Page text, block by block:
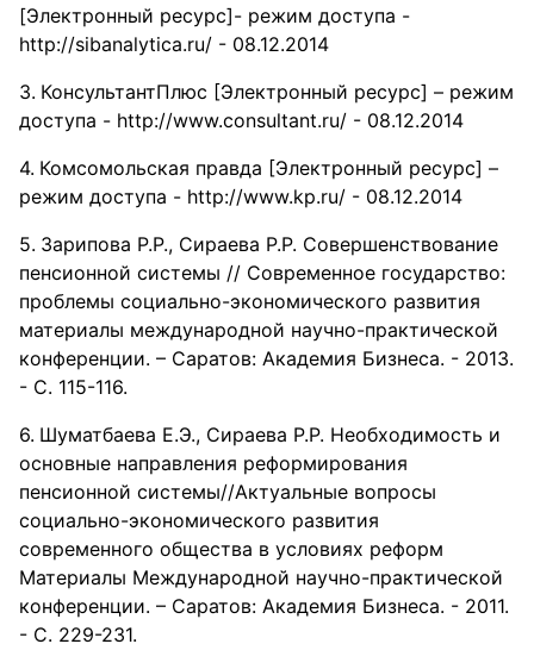
[Электронный ресурс]- режим доступа -
http://sibanalytica.ru/ - 08.12.2014
КонсультантПлюс [Электронный ресурс] – режим
доступа - http://www.consultant.ru/ - 08.12.2014
Комсомольская правда [Электронный ресурс] –
режим доступа - http://www.kp.ru/ - 08.12.2014
Зарипова Р.Р., Сираева Р.Р. Совершенствование
пенсионной системы // Современное государство:
проблемы социально-экономического развития
материалы международной научно-практической
конференции. – Саратов: Академия Бизнеса. - 2013.
- С. 115-116.
Шуматбаева Е.Э., Сираева Р.Р. Необходимость и
основные направления реформирования
пенсионной системы//Актуальные вопросы
социально-экономического развития
современного общества в условиях реформ
Материалы Международной научно-практической
конференции. – Саратов: Академия Бизнеса. - 2011.
- С. 229-231.